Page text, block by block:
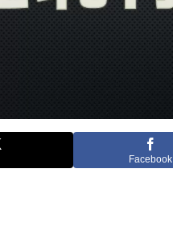
Facebook